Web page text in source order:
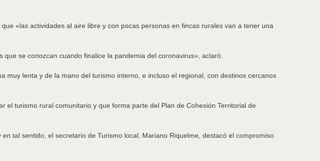
«las actividades al aire libre y con pocas personas en fincas rurales van a tener una
se conozcan cuando finalice la pandemia del coronavirus», aclaró.
lenta y de la mano del turismo interno, e incluso el regional, con destinos cercanos
turismo rural comunitario y que forma parte del Plan de Cohesión Territorial de
tal sentido, el secretario de Turismo local, Mariano Riquelme, destacó el compromiso